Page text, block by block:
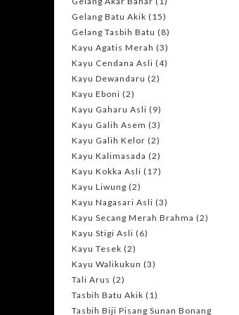
Gelang Batu Akik (15)
Gelang Tasbih Batu (8)
Kayu Agatis Merah (3)
Kayu Cendana Asli (4)
Kayu Dewandaru (2)
Kayu Eboni (2)
Kayu Gaharu Asli (9)
Kayu Galih Asem (3)
Kayu Galih Kelor (2)
Kayu Kalimasada (2)
Kayu Kokka Asli (17)
Kayu Liwung (2)
Kayu Nagasari Asli (3)
Kayu Secang Merah Brahma (2)
Kayu Stigi Asli (6)
Kayu Tesek (2)
Kayu Walikukun (3)
Tali Arus (2)
Tasbih Batu Akik (1)
Tasbih Biji Pisang Sunan Bonang